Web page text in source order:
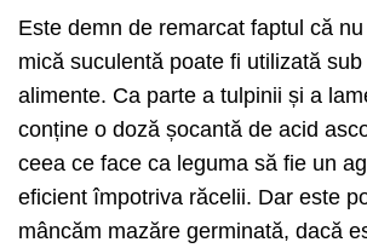
Este demn de remarcat faptul că
mică suculentă poate fi utilizată
alimente. Ca parte a tulpinii și a
conține o doză șocantă de acid
ceea ce face ca leguma să fie un
eficient împotriva răcelii. Dar este
mâncăm mazăre germinată, dacă